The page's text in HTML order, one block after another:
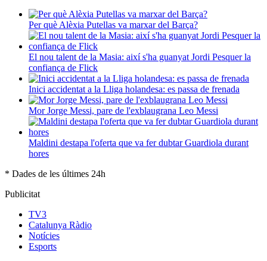
Per què Alèxia Putellas va marxar del Barça?
El nou talent de la Masia: així s'ha guanyat Jordi Pesquer la
confiança de Flick
Inici accidentat a la Lliga holandesa: es passa de frenada
Mor Jorge Messi, pare de l'exblaugrana Leo Messi
Maldini destapa l'oferta que va fer dubtar Guardiola durant
hores
* Dades de les últimes 24h
Publicitat
TV3
Catalunya Ràdio
Notícies
Esports